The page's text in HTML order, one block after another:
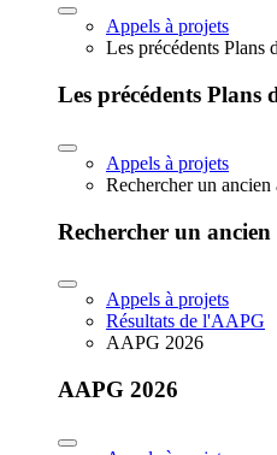
Appels à projets
Les précédents Plans
Les précédents Plans
Appels à projets
Rechercher un ancien
Rechercher un
Appels à projets
Résultats de l'AAPG
AAPG 2026
AAPG 2026